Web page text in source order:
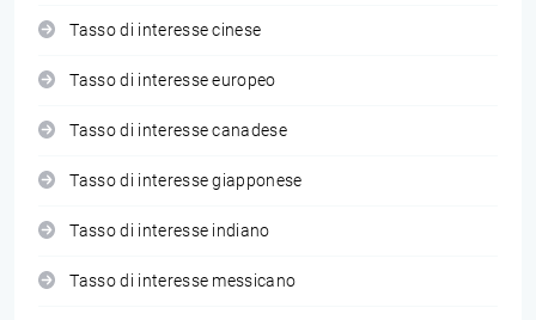
Tasso di interesse cinese
Tasso di interesse europeo
Tasso di interesse canadese
Tasso di interesse giapponese
Tasso di interesse indiano
Tasso di interesse messicano